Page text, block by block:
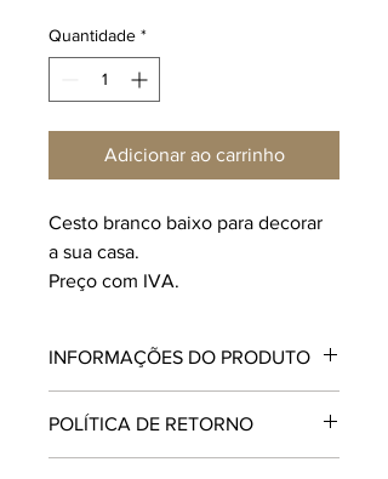
Quantidade *
Adicionar ao carrinho
Cesto branco baixo para decorar
a sua casa.
Preço com IVA.
INFORMAÇÕES DO PRODUTO
POLÍTICA DE RETORNO